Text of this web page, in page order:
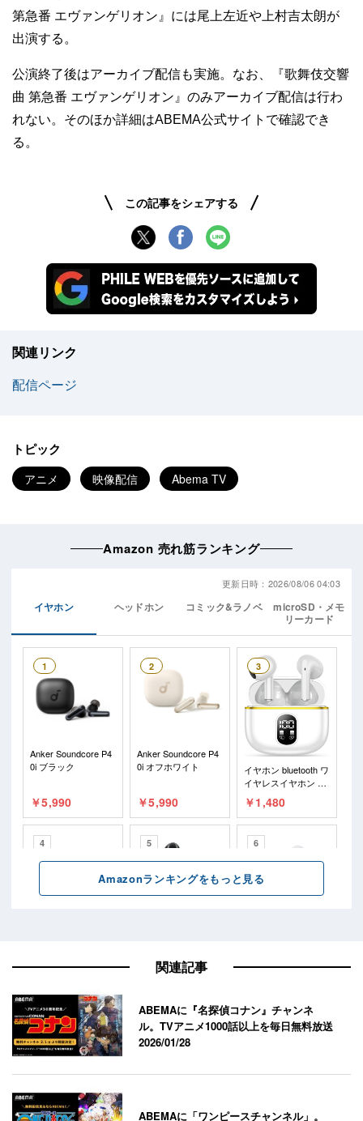
第急番 エヴァンゲリオン』には尾上左近や上村吉太朗が
出演する。
公演終了後はアーカイブ配信も実施。なお、『歌舞伎交響
曲 第急番 エヴァンゲリオン』のみアーカイブ配信は行わ
れない。そのほか詳細はABEMA公式サイトで確認でき
る。
この記事をシェアする
関連リンク
配信ページ
トピック
アニメ 映像配信 Abema TV
関連記事
ABEMAに『名探偵コナン』チャンネ
ル。TVアニメ1000話以上を毎日無料放送
2026/01/28
ABEMAに「ワンピースチャンネル」。